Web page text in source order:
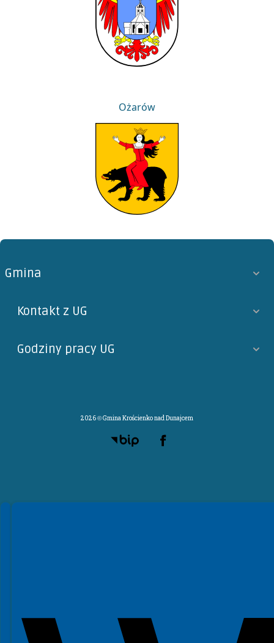
Ożarów
Ożarów
Gmina
Kontakt z UG
Godziny pracy UG
2026 © Gmina Krościenko nad Dunajcem
Spełniamy standardy WCAG 2.2
Spełniamy standardy W3C